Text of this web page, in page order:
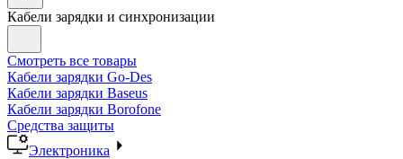
Кабели зарядки и синхронизации
Смотреть все товары
Кабели зарядки Go-Des
Кабели зарядки Baseus
Кабели зарядки Borofone
Средства защиты
Электроника